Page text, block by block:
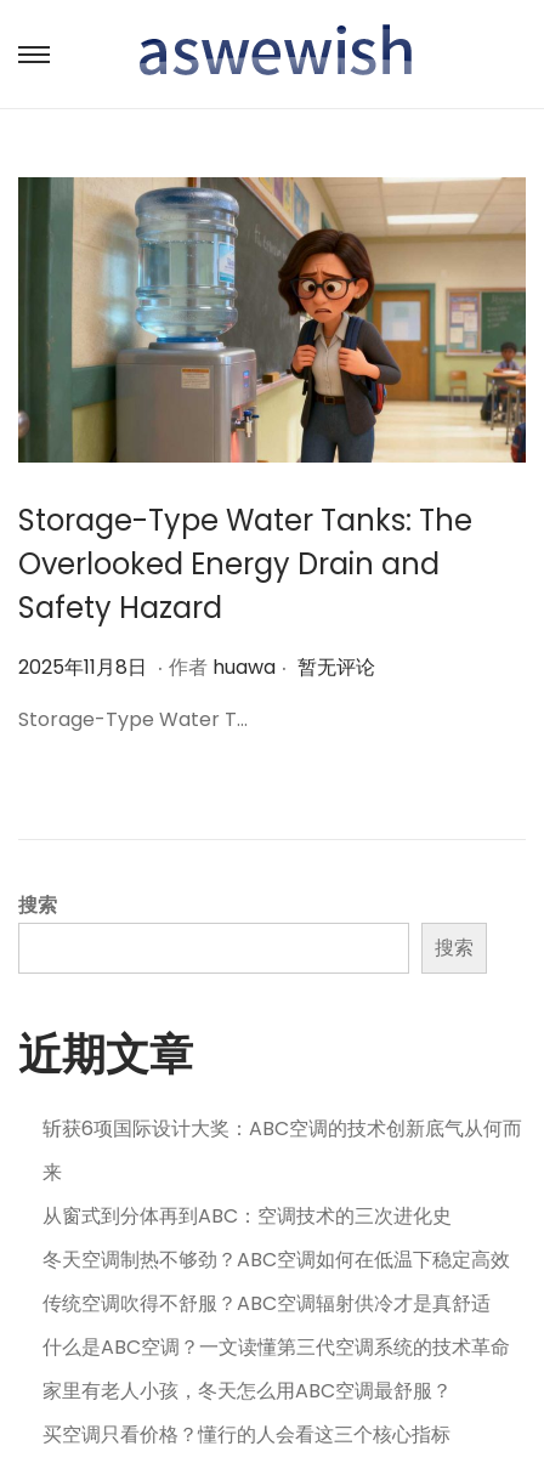
转
航
跳
容
Storage-Type Water Tanks: The
Overlooked Energy Drain and
Safety Hazard
作
2025年11月8日 2
2
日
. 作者 huawa . 暂无评论
Storage-Type Water T…
搜索
搜索
近期文章
斩获6项国际设计大奖：ABC空调的技术创新底气从何而
来
从窗式到分体再到ABC：空调技术的三次进化史
冬天空调制热不够劲？ABC空调如何在低温下稳定高效
传统空调吹得不舒服？ABC空调辐射供冷才是真舒适
什么是ABC空调？一文读懂第三代空调系统的技术革命
家里有老人小孩，冬天怎么用ABC空调最舒服？
买空调只看价格？懂行的人会看这三个核心指标